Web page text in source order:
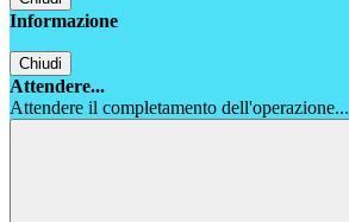
Informazione
Chiudi
Attendere...
Attendere il completamento dell'operazione...